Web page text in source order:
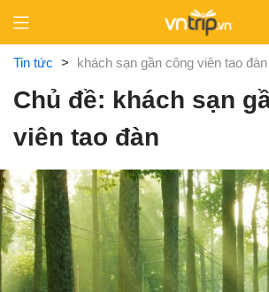
content
Tin tức > khách sạn gần công viên tao đàn
Chủ đề: khách sạn
viên tao đàn